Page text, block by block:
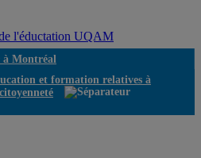
à Montréal
et formation relatives à